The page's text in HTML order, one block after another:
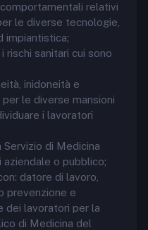
relativi
le diverse tecnologie,
impiantistica;
rischi sanitari cui sono
inidoneità e
le diverse mansioni
i lavoratori
di Medicina
o pubblico;
datore di lavoro,
prevenzione e
dei lavoratori per la
di Medicina del